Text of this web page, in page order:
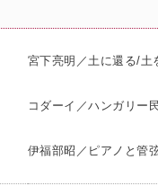
宮下亮明／土に還る/土
コダーイ／ハンガリー
伊福部昭／ピアノと管